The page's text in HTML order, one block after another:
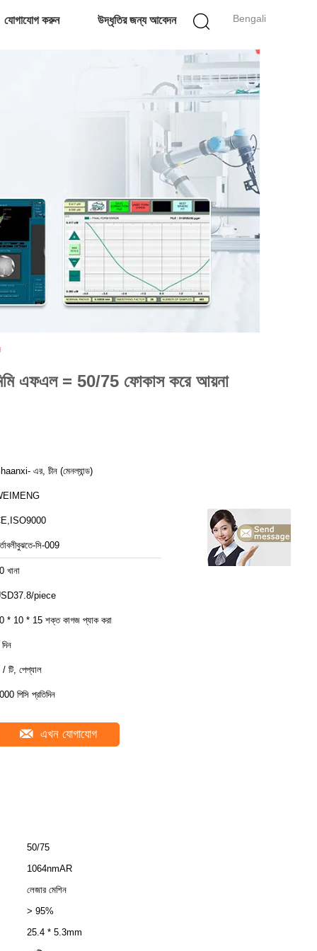
Bengali
যোগাযোগ করুন উদ্ধৃতির জন্য আবেদন
এফএল = 50/75 ফোকাস করে আয়না
এর, চীন (মেনল্যান্ড)
সি-009
খানা
piece
* 10 * 15 শক্ত কাগজ প্যাক করা
টি, পেপ্যাল
পিসি প্রতিদিন
এখন যোগাযোগ
50/75
1064nmAR
লেজার মেশিন
> 95%
25.4 * 5.3mm